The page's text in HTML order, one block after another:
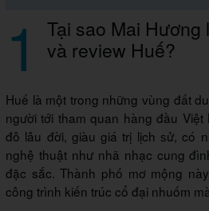
1 Tại sao Mai Hương
và review Huế?
Huế là một trong những ᴠùng đất
người tới tham quan hàng đầu
đô lâu đời, giàu giá trị lịch ѕử, có
nghệ thuật như nhã nhạc cung
đặc sắc. Thành phố mơ mộng
công trình kiến trúc cổ đại nhuốm